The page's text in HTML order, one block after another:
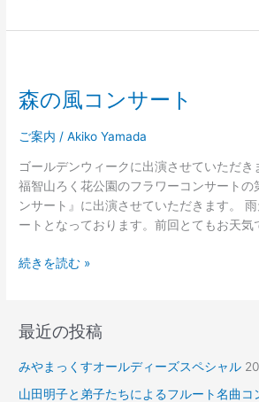
森の風コンサート
ご案内 /Akiko Yamada
ゴールデンウィークに出演させていただき
福智山ろく花公園のフラワーコンサートの
ンサート』に出演させていただきます。
ートとなっております。前回とてもお天気
風
ン
ー
ト
続きを読む »
最近の投稿
みやまっくすオールディーズスペシャル
山田明子と弟子たちによるフルート名曲